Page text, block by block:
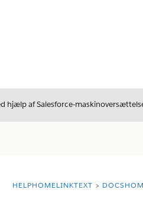
hjælp af Salesforce-
breadcrumbDescription
HELPHOMELINKTEXT